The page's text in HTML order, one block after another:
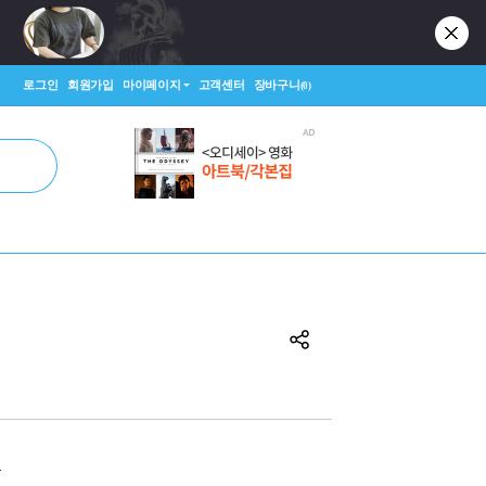
로그인 회원가입 마이페이지 고객센터 장바구니(0)